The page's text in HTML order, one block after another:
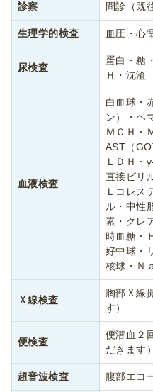
診察 問診（既
生理学的検査 血圧・心
尿検査
蛋白・糖
Ｈ・沈渣
血液検査
白血球・
ン）・ヘ
ＭＣＨ・
AST（
ＬＤＨ・
直接ビリ
Ｌコレス
ル・中性
素・クレ
時血糖・
好中球・
核球・Ｎ
Ｘ線検査
胸部Ｘ線
す）
便検査
便潜血２
だきます）
超音波検査 腹部エコ